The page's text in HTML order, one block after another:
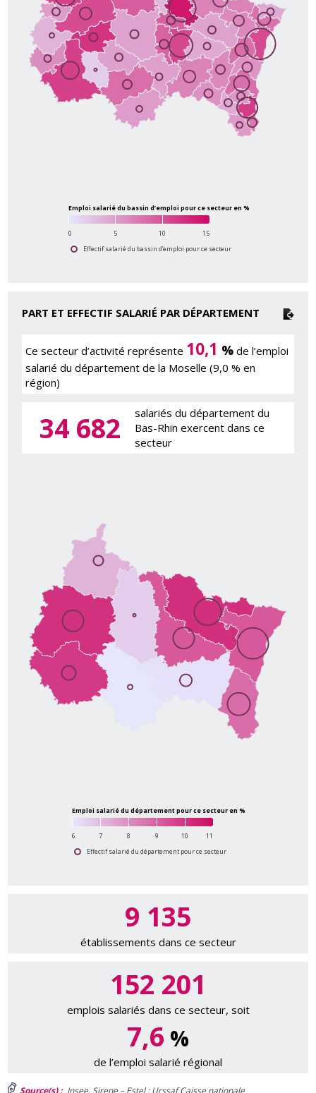
0 5 10
15
Effectif salarié du bassin d’emploi pour ce secteur
Emploi salarié du bassin d’emploi pour ce secteur en %
PART ET EFFECTIF SALARIÉ PAR DÉPARTEMENT
Ce secteur d’activité représente 10,1 % de l’emploi
salarié du département de la Moselle (9,0 % en
région)
34 682
salariés du département du
Bas-Rhin exercent dans ce
secteur
6 7 8 9 10
11
Effectif salarié du département pour ce secteur
Emploi salarié du département pour ce secteur en %
9 135
établissements dans ce secteur
152 201
emplois salariés dans ce secteur, soit
7,6 %
de l’emploi salarié régional
Source(s) : Insee, Sirene – Estel ; Urssaf Caisse nationale